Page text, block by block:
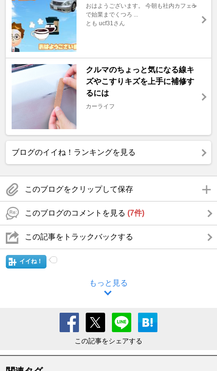
おはようございます。 今朝も社内カフェ☕️
で始業までくつろ ...
とも ucf31さん
クルマのちょっと気になる線キ
ズやこすりキズを上手に補修す
るには
カーライフ
ブログのイイね！ランキングを見る
このブログをクリップして保存
このブログのコメントを見る (7件)
この記事をトラックバックする
イイね！
もっと見る
この記事をシェアする